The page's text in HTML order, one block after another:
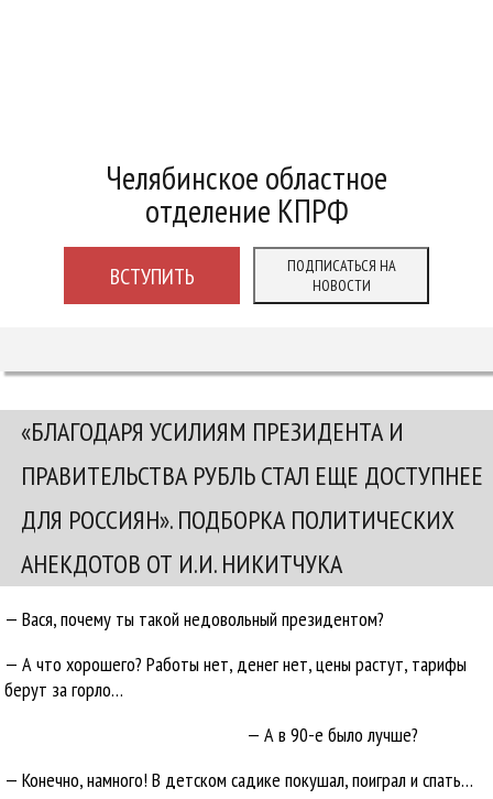
Челябинское областное
отделение КПРФ
ВСТУПИТЬ
ПОДПИСАТЬСЯ НА
НОВОСТИ
«БЛАГОДАРЯ УСИЛИЯМ ПРЕЗИДЕНТА И
ПРАВИТЕЛЬСТВА РУБЛЬ СТАЛ ЕЩЕ ДОСТУПНЕЕ
ДЛЯ РОССИЯН». ПОДБОРКА ПОЛИТИЧЕСКИХ
АНЕКДОТОВ ОТ И.И. НИКИТЧУКА
— Вася, почему ты такой недовольный президентом?
— А что хорошего? Работы нет, денег нет, цены растут, тарифы
берут за горло…
— А в 90-е было лучше?
— Конечно, намного! В детском садике покушал, поиграл и спать…